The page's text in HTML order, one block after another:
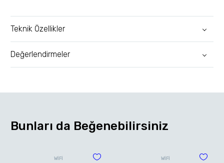
Teknik Özellikler
Değerlendirmeler
Bunları da Beğenebilirsiniz
WİFİ WİFİ